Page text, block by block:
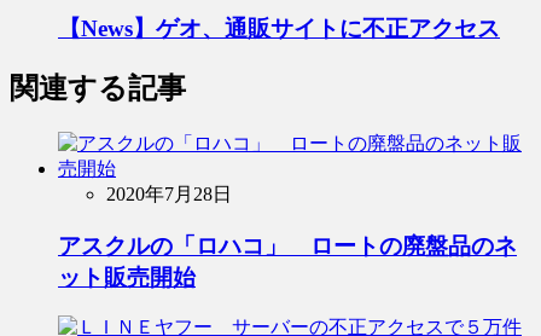
【News】ゲオ、通販サイトに不正アクセス
関連する記事
2020年7月28日
アスクルの「ロハコ」 ロートの廃盤品のネ
ット販売開始